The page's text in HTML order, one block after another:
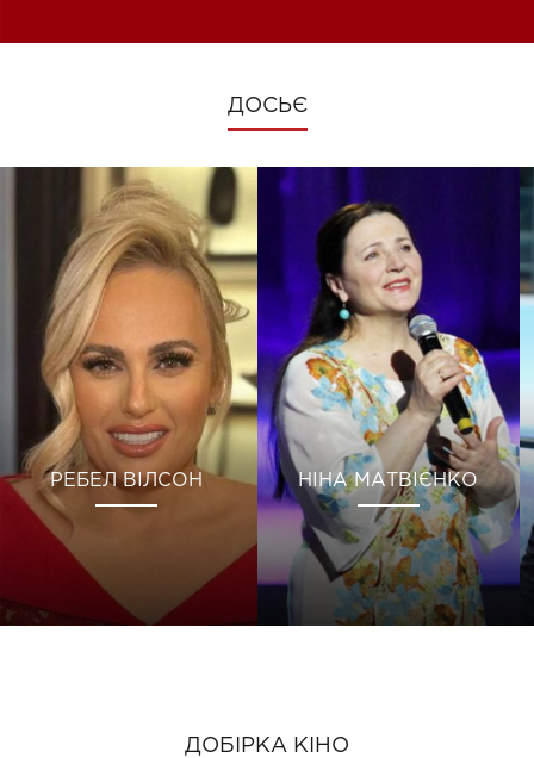
ДОСЬЄ
РЕБЕЛ ВІЛСОН НІНА МАТВІЄНКО
ДОБІРКА КІНО